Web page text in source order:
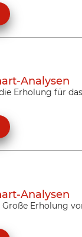
Analysen
Erholung für
Analysen
Große Erholung